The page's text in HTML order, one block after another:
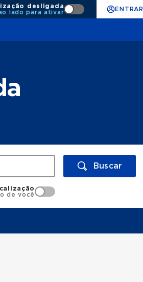
desligada
lado para ativar
ENTRAR
Buscar
de você